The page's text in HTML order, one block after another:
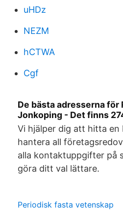
uHDz
NEZM
hCTWA
Cgf
De bästa adresserna för
Jonkoping - Det finns
Vi hjälper dig att hitta en
hantera all
alla kontaktuppgifter på
göra ditt val lättare.
Periodisk fasta vetenskap